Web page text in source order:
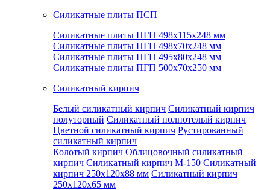
Силикатные плиты ПСП
Силикатные плиты ПГП 498x115x248 мм
Силикатные плиты ПГП 498x70x248 мм
Силикатные плиты ПГП 495x80x248 мм
Силикатные плиты ПГП 500x70x250 мм
Силикатный кирпич
Белый силикатный кирпич Силикатный кирпич
полуторный Силикатный полнотелый кирпич
Цветной силикатный кирпич Рустированный
силикатный кирпич
Колотый кирпич Облицовочный силикатный
кирпич Силикатный кирпич М-150 Силикатный
кирпич 250x120x88 мм Силикатный кирпич
250x120x65 мм